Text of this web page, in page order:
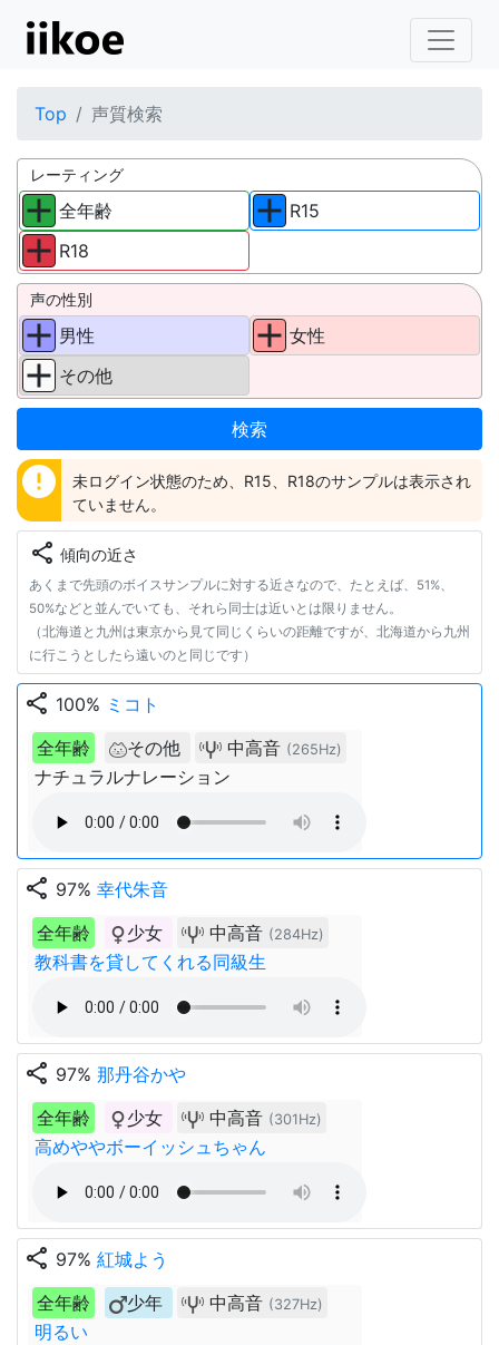
Top 声質検索
レーティング
全年齢
R18
R15
声の性別
男性
その他
女性
error
未ログイン状態のため、R15、R18のサンプルは表示され
ていません。
share 傾向の近さ
あくまで先頭のボイスサンプルに対する近さなので、たとえば、51%、
50%などと並んでいても、それら同士は近いとは限りません。
（北海道と九州は東京から見て同じくらいの距離ですが、北海道から九州
に行こうとしたら遠いのと同じです）
share 100% ミコト
全年齢
その他 中高音 (265Hz)
ナチュラルナレーション
share 97% 幸代朱音
全年齢
少女 中高音 (284Hz)
教科書を貸してくれる同級生
share 97% 那丹谷かや
全年齢
少女 中高音 (301Hz)
高めややボーイッシュちゃん
share 97% 紅城よう
全年齢
少年 中高音 (327Hz)
明るい